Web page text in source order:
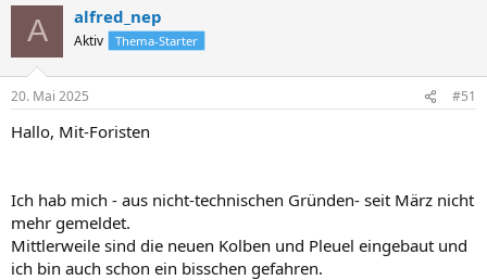
A alfred_nep
Aktiv Thema-Starter
20. Mai 2025 #51
Hallo, Mit-Foristen
Ich hab mich - aus nicht-technischen Gründen- seit März nicht
mehr gemeldet.
Mittlerweile sind die neuen Kolben und Pleuel eingebaut und
ich bin auch schon ein bisschen gefahren.